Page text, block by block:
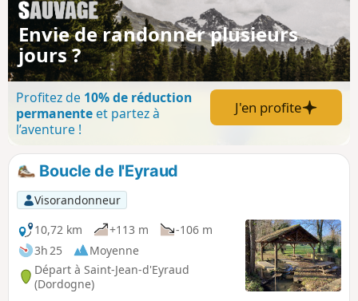
est situé sur les bords de la Gardonnette. Des
fouilles archéologiques sur la commune relatent
les restes d’une voie romaine dallée franchissant
la Gardonnette à gué. Des céramiques sigillées
confirment en outre une implantation sur ce site à
l’époque gallo-romaine. Source : Wikipédia
Envie de randonner plusieurs
jours ?
Profitez de 10% de réduction
permanenteet partez à
l’aventure !
J'en profite
Boucle de l'Eyraud
Visorandonneur
10,72 km
+113 m
-106 m
3h 25
Moyenne
Départ à Saint-Jean-d'Eyraud
(Dordogne)